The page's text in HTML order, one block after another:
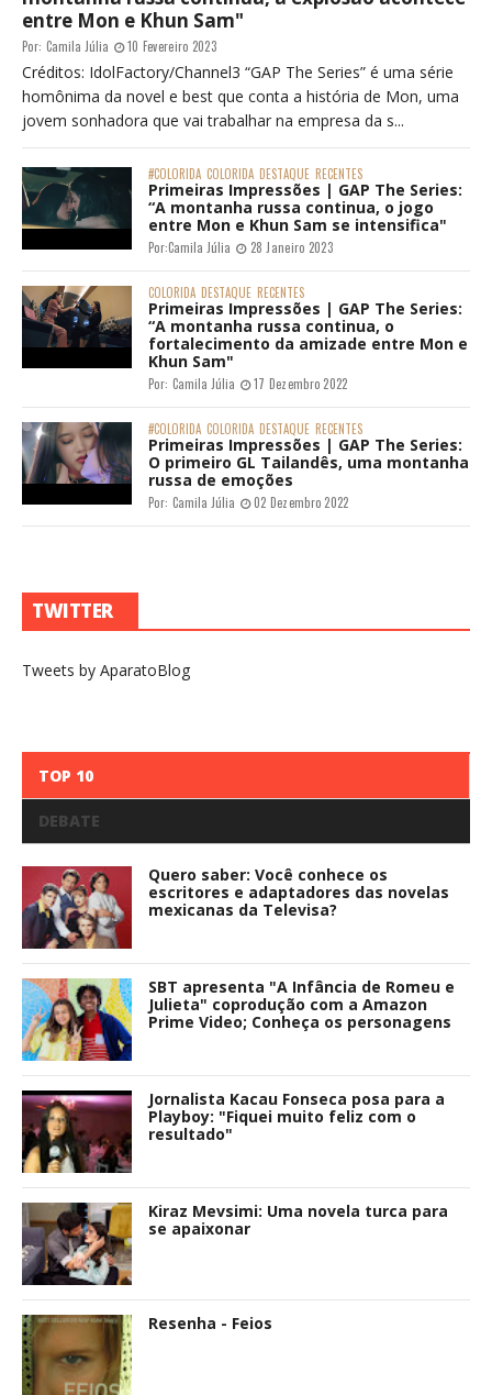
entre Mon e Khun Sam"
Por: Camila Júlia 10 Fevereiro 2023
Créditos: IdolFactory/Channel3 “GAP The Series” é uma série
homônima da novel e best que conta a história de Mon, uma
jovem sonhadora que vai trabalhar na empresa da s...
#COLORIDA COLORIDA DESTAQUE RECENTES
Primeiras Impressões | GAP The Series:
“A montanha russa continua, o jogo
entre Mon e Khun Sam se intensifica"
Por:Camila Júlia 28 Janeiro 2023
COLORIDA DESTAQUE RECENTES
Primeiras Impressões | GAP The Series:
“A montanha russa continua, o
fortalecimento da amizade entre Mon e
Khun Sam"
Por: Camila Júlia 17 Dezembro 2022
#COLORIDA COLORIDA DESTAQUE RECENTES
Primeiras Impressões | GAP The Series:
O primeiro GL Tailandês, uma montanha
russa de emoções
Por: Camila Júlia 02 Dezembro 2022
TWITTER
Tweets by AparatoBlog
TOP 10
DEBATE
Quero saber: Você conhece os
escritores e adaptadores das novelas
mexicanas da Televisa?
SBT apresenta "A Infância de Romeu e
Julieta" coprodução com a Amazon
Prime Video; Conheça os personagens
Jornalista Kacau Fonseca posa para a
Playboy: "Fiquei muito feliz com o
resultado"
Kiraz Mevsimi: Uma novela turca para
se apaixonar
Resenha - Feios